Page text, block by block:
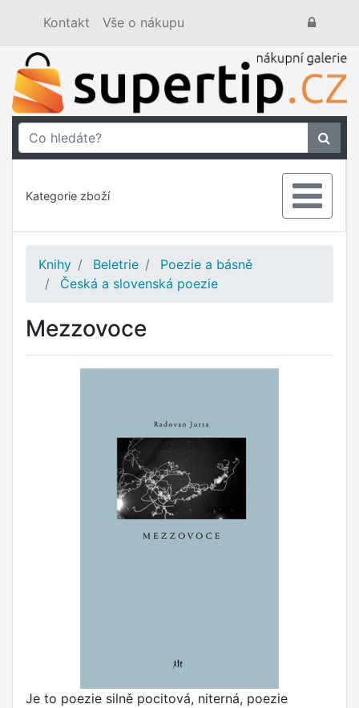
Kontakt Vše o nákupu
Kategorie zboží
Knihy Beletrie
Poezie a básně
Česká a slovenská poezie
Mezzovoce
Je to poezie silně pocitová, niterná, poezie